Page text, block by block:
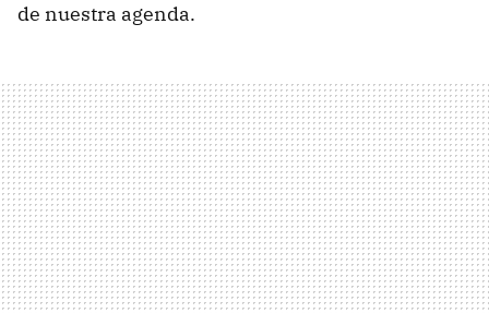
de nuestra agenda.